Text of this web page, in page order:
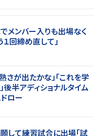
メンバー入りも出場なく
１回締め直して」
さが出たかな」「これを学
後半アディショナルタイム
ロー
して練習試合に出場「試